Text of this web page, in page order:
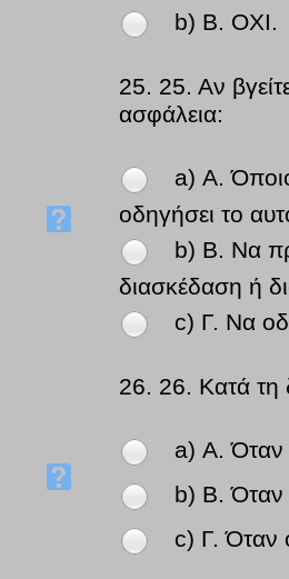
b) Β. OXI.
25. 25. Αν
ασφάλεια:
a) Α.
οδηγήσει το
b) Β. Να
διασκέδαση ή
c) Γ. Να
26. 26. Κατά τη
a) Α. Όταν
b) Β. Όταν
c) Γ. Όταν